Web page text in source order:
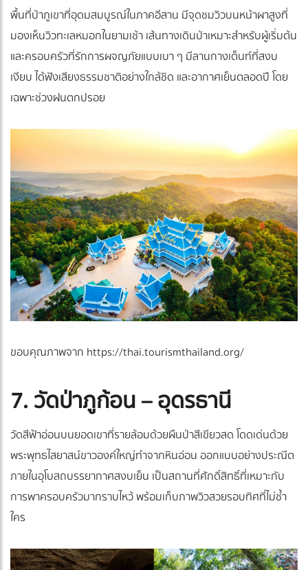
พื้นที่ป่าภูเขาที่อุดมสมบูรณ์ในภาคอีสาน มีจุดชมวิวบนหน้าผาสูงที่
มองเห็นวิวทะเลหมอกในยามเช้า เส้นทางเดินป่าเหมาะสำหรับผู้เริ่มต้น
และครอบครัวที่รักการผจญภัยแบบเบา ๆ มีลานกางเต็นท์ที่สงบ
เงียบ ได้ฟังเสียงธรรมชาติอย่างใกล้ชิด และอากาศเย็นตลอดปี โดย
เฉพาะช่วงฝนตกปรอย
ขอบคุณภาพจาก https://thai.tourismthailand.org/
7. วัดป่าภูก้อน – อุดรธานี
วัดสีฟ้าอ่อนบนยอดเขาที่รายล้อมด้วยผืนป่าสีเขียวสด โดดเด่นด้วย
พระพุทธไสยาสน์ขาวองค์ใหญ่ทำจากหินอ่อน ออกแบบอย่างประณีต
ภายในอุโบสถบรรยากาศสงบเย็น เป็นสถานที่ศักดิ์สิทธิ์ที่เหมาะกับ
การพาครอบครัวมากราบไหว้ พร้อมเก็บภาพวิวสวยรอบทิศที่ไม่ซ้ำ
ใคร